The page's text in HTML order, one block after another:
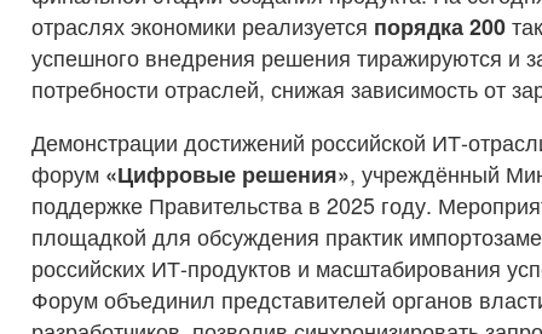
отраслях экономики реализуется порядка 200
успешного внедрения решения тиражируются и
потребности отраслей, снижая зависимость от
Демонстрации достижений российской ИТ-
форум «Цифровые решения», учреждённый
поддержке Правительства в 2025 году.
площадкой для обсуждения практик
российских ИТ-продуктов и масштабирования
Форум объединил представителей органов